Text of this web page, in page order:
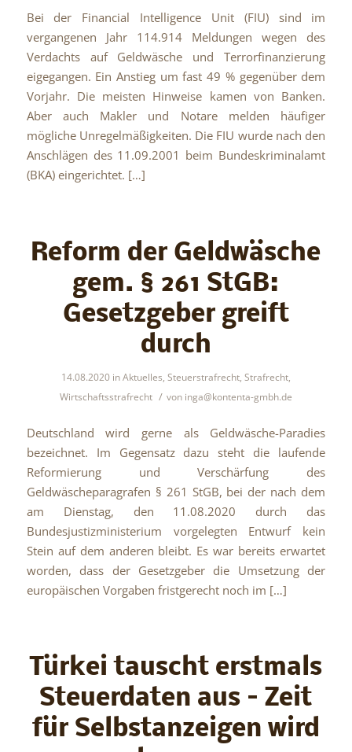
Bei der Financial Intelligence Unit (FIU) sind im
vergangenen Jahr 114.914 Meldungen wegen des
Verdachts auf Geldwäsche und Terrorfinanzierung
eigegangen. Ein Anstieg um fast 49 % gegenüber dem
Vorjahr. Die meisten Hinweise kamen von Banken.
Aber auch Makler und Notare melden häufiger
mögliche Unregelmäßigkeiten. Die FIU wurde nach den
Anschlägen des 11.09.2001 beim Bundeskriminalamt
(BKA) eingerichtet. […]
Reform der Geldwäsche
gem. § 261 StGB:
Gesetzgeber greift
durch
14.08.2020 inAktuelles, Steuerstrafrecht, Strafrecht,
Wirtschaftsstrafrecht / von inga@kontenta-gmbh.de
Deutschland wird gerne als Geldwäsche-Paradies
bezeichnet. Im Gegensatz dazu steht die laufende
Reformierung und Verschärfung des
Geldwäscheparagrafen § 261 StGB, bei der nach dem
am Dienstag, den 11.08.2020 durch das
Bundesjustizministerium vorgelegten Entwurf kein
Stein auf dem anderen bleibt. Es war bereits erwartet
worden, dass der Gesetzgeber die Umsetzung der
europäischen Vorgaben fristgerecht noch im […]
Türkei tauscht erstmals
Steuerdaten aus – Zeit
für Selbstanzeigen wird